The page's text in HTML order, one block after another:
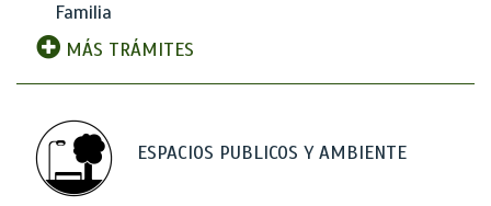
Familia
MÁS TRÁMITES
ESPACIOS PUBLICOS Y AMBIENTE